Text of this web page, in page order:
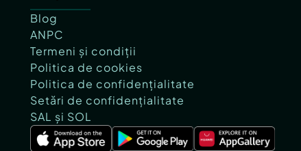
Blog
ANPC
Termeni și condiții
Politica de cookies
Politica de confidențialitate
Setări de confidențialitate
SAL și SOL